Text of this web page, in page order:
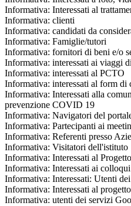
Informativa: Interessati al
Informativa: clienti
Informativa: candidati da
Informativa: Famiglie/tutori
Informativa: fornitori di beni e/o
Informativa: interessati ai viaggi
Informativa: interessati al PCTO
Informativa: interessati al form di
Informativa: Interessati alla
prevenzione COVID 19
Informativa: Navigatori del
Informativa: Partecipanti ai
Informativa: Referenti presso
Informativa: Visitatori dell'istituto
Informativa: Interessati al
Informativa: Interessati ai
Informativa: Interessati: Utenti
Informativa: Interessati al
Informativa: utenti dei servizi